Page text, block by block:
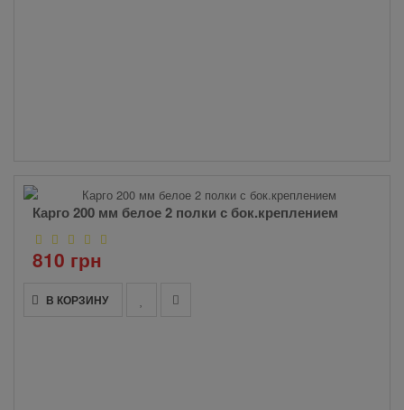
Карго 200 мм белое 2 полки с бок.креплением
810 грн
В КОРЗИНУ